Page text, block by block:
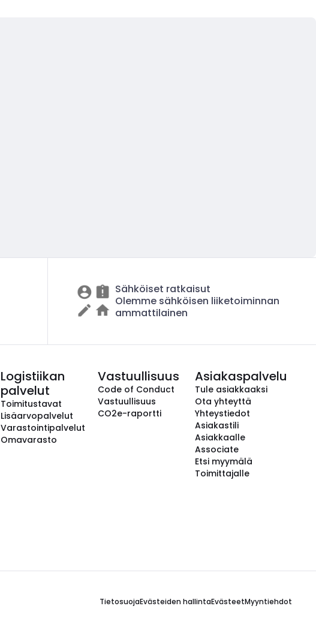
Sähköiset ratkaisut
Olemme sähköisen liiketoiminnan
ammattilainen
Logistiikan
palvelut
Toimitustavat
Lisäarvopalvelut
Varastointipalvelut
Omavarasto
Vastuullisuus
Code of Conduct
Vastuullisuus
CO2e-raportti
Asiakaspalvelu
Tule asiakkaaksi
Ota yhteyttä
Yhteystiedot
Asiakastili
Asiakkaalle
Associate
Etsi myymälä
Toimittajalle
TietosuojaEvästeiden hallintaEvästeetMyyntiehdot